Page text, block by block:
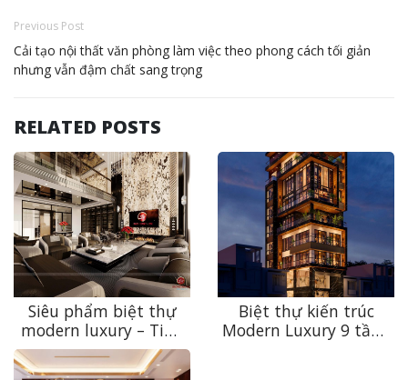
Previous Post
Cải tạo nội thất văn phòng làm việc theo phong cách tối giản
nhưng vẫn đậm chất sang trọng
RELATED POSTS
Siêu phẩm biệt thự
modern luxury – Tinh
hoa kiến trúc thượng
lưu
Biệt thự kiến trúc
Modern Luxury 9 tầng